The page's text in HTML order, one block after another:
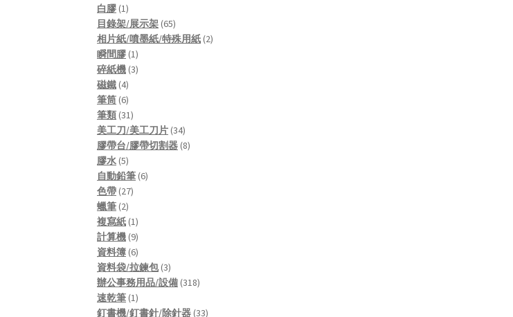
白膠 11
product
目錄架/展示架 6565
products
相片紙/噴墨紙/特殊用紙 22
瞬間膠 11
product
碎紙機 33
磁鐵 44
products
筆筒 66
products
筆類 3131
products
美工刀/美工刀片 3434
products
膠帶台/膠帶切割器 88
膠水 55
products
自動鉛筆 66
色帶 2727
蠟筆 22
products
複寫紙 11
product
計算機 99
products
資料簿 66
products
資料袋/拉鍊包 33
products
辦公事務用品/設備 318318
速乾筆 11
product
釘書機/釘書針/除針器 3333